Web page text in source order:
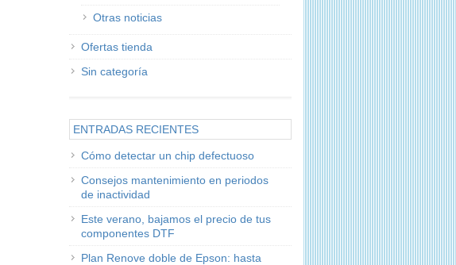
Otras noticias
Ofertas tienda
Sin categoría
ENTRADAS RECIENTES
Cómo detectar un chip defectuoso
Consejos mantenimiento en periodos
de inactividad
Este verano, bajamos el precio de tus
componentes DTF
Plan Renove doble de Epson: hasta